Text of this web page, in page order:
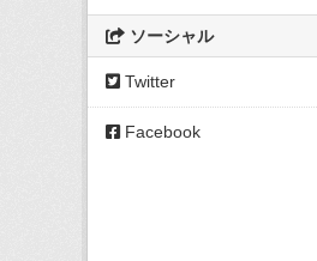
ソーシャル
Twitter
Facebook